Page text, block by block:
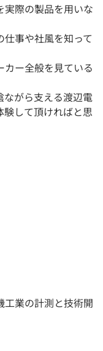
実際の製品を用いな
事や社風を知って
カー全般を見ている
ながら支える渡辺電
して頂ければと思
業の計測と技術開